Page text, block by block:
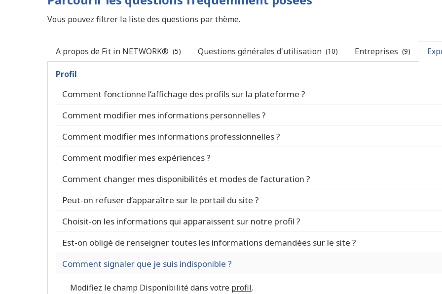
Vous pouvez filtrer la liste des questions par thème.
A propos de Fit in NETWORK® (5) Questions générales d'utilisation (10) Entreprises (9)
Profil
Comment fonctionne l’affichage des profils sur la plateforme ?
Rejoignez le réseau !
Comment modifier mes informations personnelles ?
profil
Comment modifier mes informations professionnelles ?
Comment modifier mes expériences ?
profile
Comment changer mes disponibilités et modes de facturation ?
Peut-on refuser d’apparaître sur le portail du site ?
Mon Compte > Sécurité
Choisit-on les informations qui apparaissent sur notre profil ?
Est-on obligé de renseigner toutes les informations demandées sur le site ?
Comment signaler que je suis indisponible ?
Modifiez le champ Disponibilité dans votre profil.